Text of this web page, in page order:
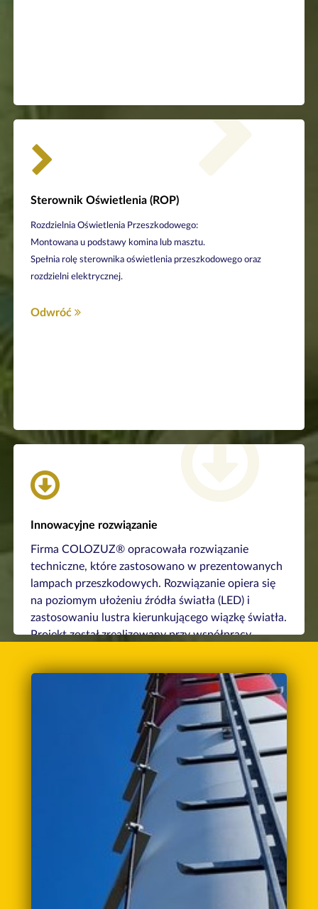
Sterownik Oświetlenia (ROP)
Rozdzielnia Oświetlenia Przeszkodowego:
Montowana u podstawy komina lub masztu.
Spełnia rolę sterownika oświetlenia przeszkodowego oraz
rozdzielni elektrycznej.
Odwróć
-) zabezpieczenie wejścia
-) wyłącznik zmierzchowy;
-) inne dodatkowe opcje:
monitoring prądowy,
generator błysków; zegar
Odwróć
Innowacyjne rozwiązanie
Firma COLOZUZ® opracowała rozwiązanie
techniczne, które zastosowano w prezentowanych
lampach przeszkodowych. Rozwiązanie opiera się
na poziomym ułożeniu źródła światła (LED) i
zastosowaniu lustra kierunkującego wiązkę światła.
Projekt został zrealizowany przy współpracy
2006r.Zastosowanie tej technologii pozwoliło na
zmniejszenie gabarytu lampy o 500%.
..cd
Rozwiązanie zostało zarejestrowane w Urzędzie
OHIM, europejskim odpowiedniku.
Odwróć